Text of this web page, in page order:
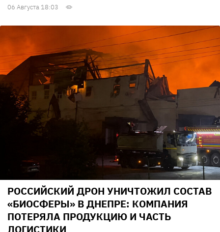
06 Августа 18:03
РОССИЙСКИЙ ДРОН УНИЧТОЖИЛ СОСТАВ
«БИОСФЕРЫ» В ДНЕПРЕ: КОМПАНИЯ
ПОТЕРЯЛА ПРОДУКЦИЮ И ЧАСТЬ
ЛОГИСТИКИ